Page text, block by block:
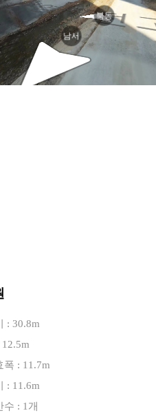
남서
북동
: 30.8m
폭 : 11.7m
: 11.6m
수 : 1개